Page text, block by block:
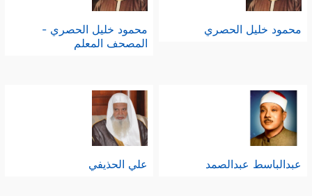
محمود خليل الحصري
محمود خليل الحصري -
المصحف المعلم
عبدالباسط عبدالصمد علي الحذيفي